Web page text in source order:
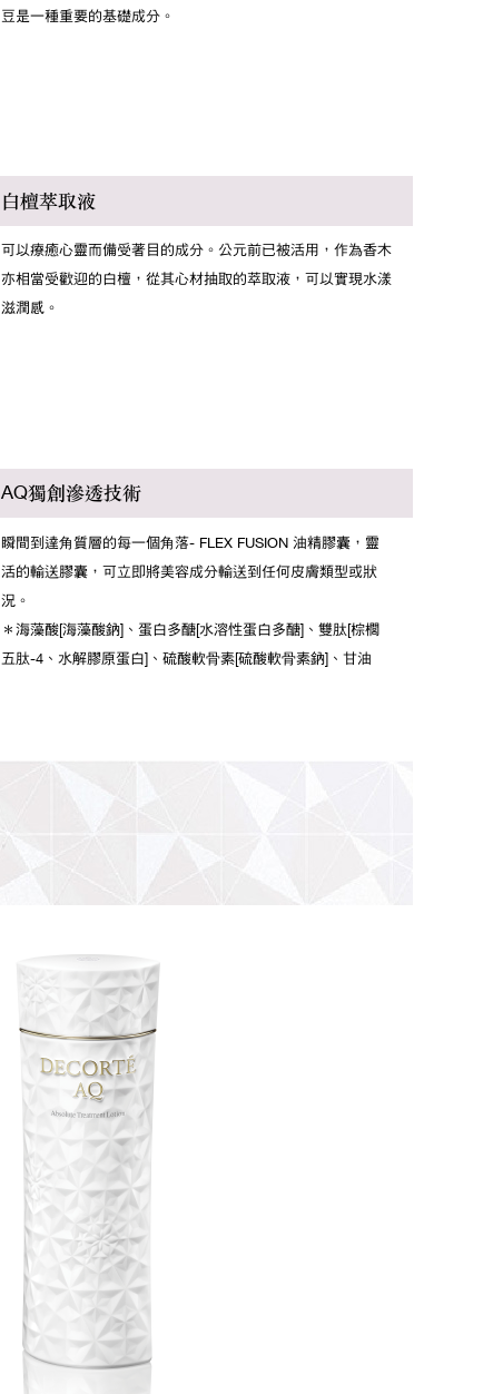
豆是一種重要的基礎成分。
白檀萃取液
可以療癒心靈而備受著目的成分。公元前已被活用，作為香木
亦相當受歡迎的白檀，從其心材抽取的萃取液，可以實現水漾
滋潤感。
AQ獨創滲透技術
瞬間到達角質層的每一個角落- FLEX FUSION 油精膠囊，靈
活的輸送膠囊，可立即將美容成分輸送到任何皮膚類型或狀
況。
＊海藻酸[海藻酸鈉]、蛋白多醣[水溶性蛋白多醣]、雙肽[棕櫚
五肽-4、水解膠原蛋白]、硫酸軟骨素[硫酸軟骨素鈉]、甘油